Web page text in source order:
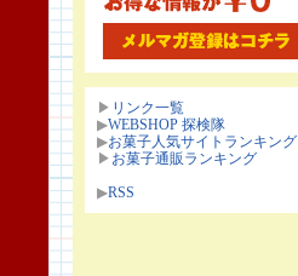
▶ リンク一覧
▶WEBSHOP 探検隊
▶お菓子人気サイトランキング
▶ お菓子通販ランキング
▶RSS